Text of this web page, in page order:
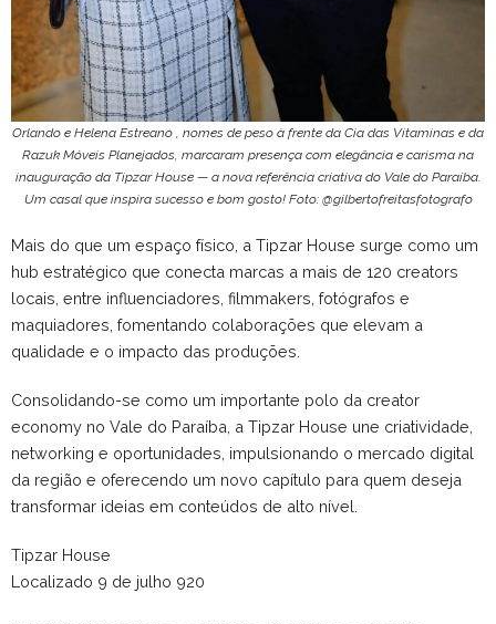
Orlando e Helena Estreano , nomes de peso à frente da Cia das Vitaminas e da
Razuk Móveis Planejados, marcaram presença com elegância e carisma na
inauguração da Tipzar House — a nova referência criativa do Vale do Paraíba.
Um casal que inspira sucesso e bom gosto! Foto: @gilbertofreitasfotografo
Mais do que um espaço físico, a Tipzar House surge como um
hub estratégico que conecta marcas a mais de 120 creators
locais, entre influenciadores, filmmakers, fotógrafos e
maquiadores, fomentando colaborações que elevam a
qualidade e o impacto das produções.
Consolidando-se como um importante polo da creator
economy no Vale do Paraíba, a Tipzar House une criatividade,
networking e oportunidades, impulsionando o mercado digital
da região e oferecendo um novo capítulo para quem deseja
transformar ideias em conteúdos de alto nível.
Tipzar House
Localizado 9 de julho 920